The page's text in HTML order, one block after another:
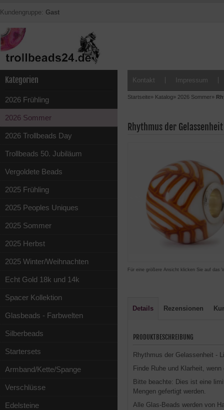
Kundengruppe: Gast
Kategorien
2026 Frühling
2026 Sommer
2026 Trollbeads Day
Trollbeads 50. Jubiläum
Vergoldete Beads
2025 Frühling
2025 Peoples Uniques
2025 Sommer
2025 Herbst
2025 Winter/Weihnachten
Echt Gold 18k und 14k
Spacer Kollektion
Glasbeads - Farbwelten
Silberbeads
Startersets
Armband/Kette/Spange
Verschlüsse
Edelsteine
Kontakt Impressum
Startseite» Katalog» 2026 Sommer»
Rhythmus der
Für eine größere Ansicht klicken Sie auf das
Details Rezensionen
PRODUKTBESCHREIBUNG
Rhythmus der Gelassenheit -
Finde Ruhe und Klarheit,
Bitte beachte: Dies ist eine
Mengen gefertigt werden.
Alle Glas-Beads werden von